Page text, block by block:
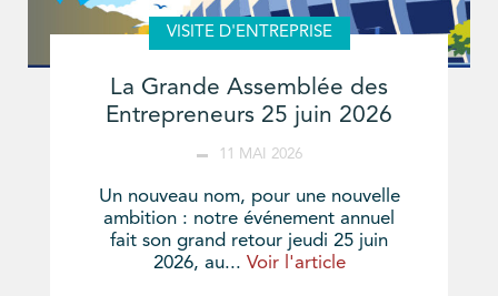
VISITE D'ENTREPRISE
La Grande Assemblée des
Entrepreneurs 25 juin 2026
11 MAI 2026
Un nouveau nom, pour une nouvelle
ambition : notre événement annuel
fait son grand retour jeudi 25 juin
2026, au... Voir l'article